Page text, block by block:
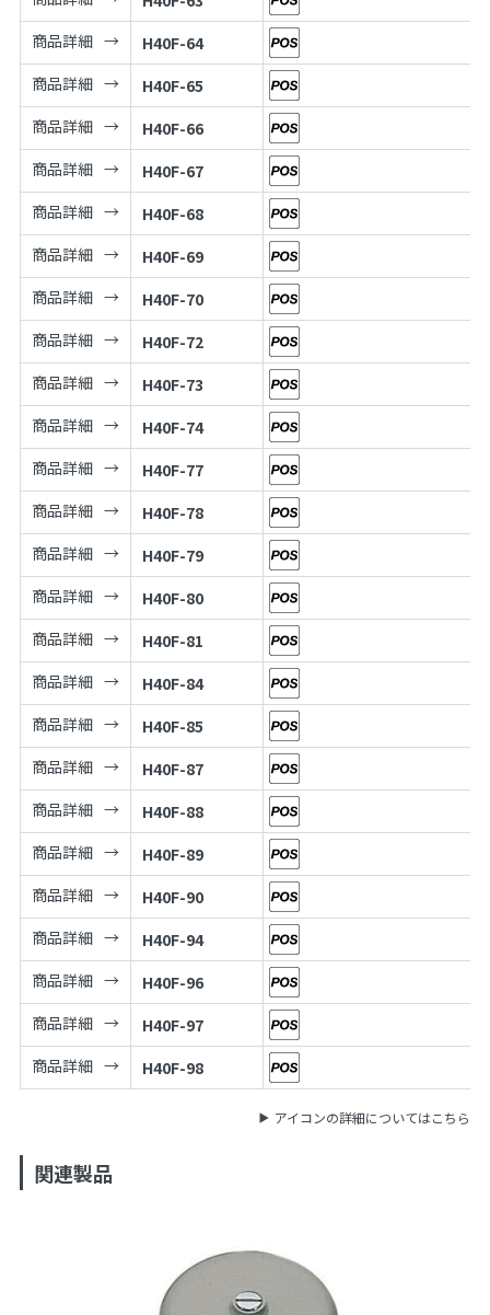
商品詳細
H40F-64
商品詳細
H40F-65
商品詳細
H40F-66
商品詳細
H40F-67
商品詳細
H40F-68
商品詳細
H40F-69
商品詳細
H40F-70
商品詳細
H40F-72
商品詳細
H40F-73
商品詳細
H40F-74
商品詳細
H40F-77
商品詳細
H40F-78
商品詳細
H40F-79
商品詳細
H40F-80
商品詳細
H40F-81
商品詳細
H40F-84
商品詳細
H40F-85
商品詳細
H40F-87
商品詳細
H40F-88
商品詳細
H40F-89
商品詳細
H40F-90
商品詳細
H40F-94
商品詳細
H40F-96
商品詳細
H40F-97
商品詳細
H40F-98
アイコンの詳細についてはこちら
関連製品